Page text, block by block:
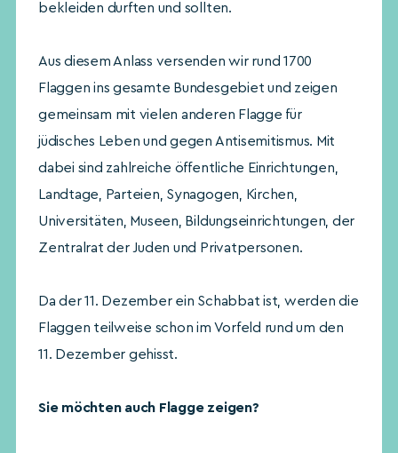
bekleiden durften und sollten.
Aus diesem Anlass versenden wir rund 1700
Flaggen ins gesamte Bundesgebiet und zeigen
gemeinsam mit vielen anderen Flagge für
jüdisches Leben und gegen Antisemitismus. Mit
dabei sind zahlreiche öffentliche Einrichtungen,
Landtage, Parteien, Synagogen, Kirchen,
Universitäten, Museen, Bildungseinrichtungen, der
Zentralrat der Juden und Privatpersonen.
Da der 11. Dezember ein Schabbat ist, werden die
Flaggen teilweise schon im Vorfeld rund um den
11. Dezember gehisst.
Sie möchten auch Flagge zeigen?